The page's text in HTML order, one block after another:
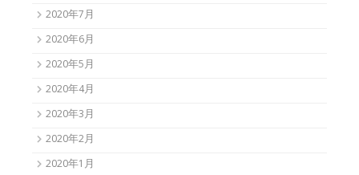
2020年7月
2020年6月
2020年5月
2020年4月
2020年3月
2020年2月
2020年1月